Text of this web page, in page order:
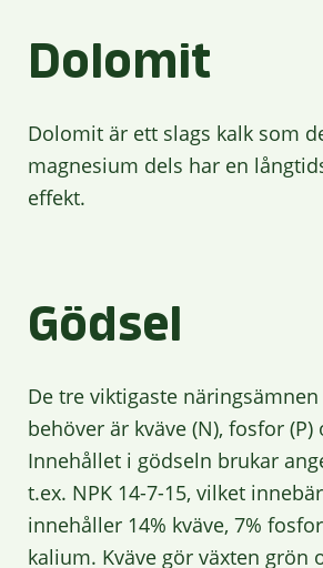
Dolomit
Dolomit är ett slags kalk som
magnesium dels har en
effekt.
Gödsel
De tre viktigaste
behöver är kväve (N), fosfor (P)
Innehållet i gödseln brukar
t.ex. NPK 14-7-15, vilket
innehåller 14% kväve, 7%
kalium. Kväve gör växten grön